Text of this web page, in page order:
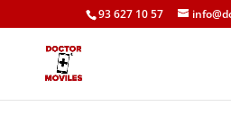
93 627 10 57